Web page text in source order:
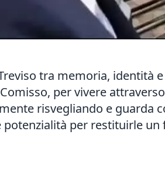
tra memoria, identità
per vivere
risvegliando e guarda
potenzialità per restituirle